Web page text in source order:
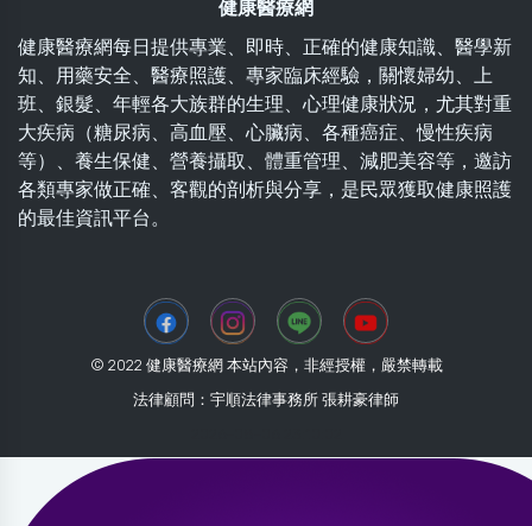
健康醫療網
健康醫療網每日提供專業、即時、正確的健康知識、醫學新
知、用藥安全、醫療照護、專家臨床經驗，關懷婦幼、上
班、銀髮、年輕各大族群的生理、心理健康狀況，尤其對重
大疾病（糖尿病、高血壓、心臟病、各種癌症、慢性疾病
等）、養生保健、營養攝取、體重管理、減肥美容等，邀訪
各類專家做正確、客觀的剖析與分享，是民眾獲取健康照護
的最佳資訊平台。
© 2022 健康醫療網 本站內容，非經授權，嚴禁轉載
法律顧問：宇順法律事務所 張耕豪律師